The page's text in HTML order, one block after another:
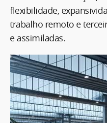
flexibilidade,
trabalho remoto e
e assimiladas.